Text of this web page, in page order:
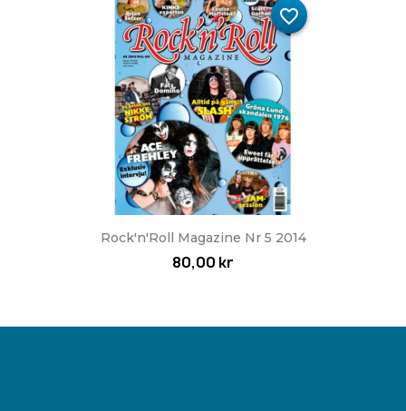
Rock'n'Roll Magazine Nr 5 2014
80,00 kr
favorite_border